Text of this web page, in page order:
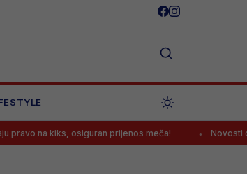
osiguran prijenos meča! Novosti oko